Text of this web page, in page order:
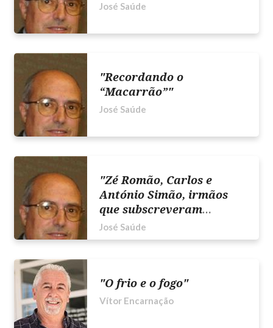
José Saúde
"Recordando o
“Macarrão”"
José Saúde
"Zé Romão, Carlos e
António Simão, irmãos
que subscreveram
célebres páginas
desportivas"
José Saúde
"O frio e o fogo"
Vítor Encarnação